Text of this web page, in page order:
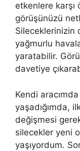
etkenlere karşı
görüşünüzü
Sileceklerinizin
yağmurlu
yaratabilir.
davetiye
Kendi
yaşadığımda,
değişmesi
silecekler yeni
yaşıyordum.